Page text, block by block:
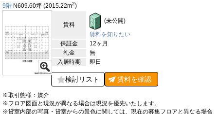
9階 N609.60坪 (2015.22m2)
賃料
(未公開)
賃料を知りたい
保証金
12ヶ月
礼金
無
入居時期
即日
検討リスト 賃料を確認
※取引態様：媒介
※フロア図面と現況が異なる場合は現況を優先いたします。
※貸室内部の写真・貸室からの景色に関しては、現在の募集フロアと異なる場合